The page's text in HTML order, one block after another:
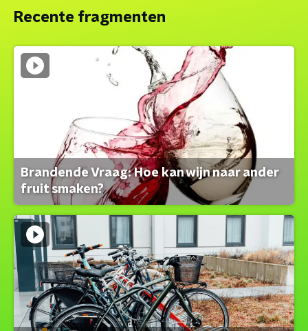
Recente fragmenten
Brandende Vraag: Hoe kan wijn naar ander
fruit smaken?